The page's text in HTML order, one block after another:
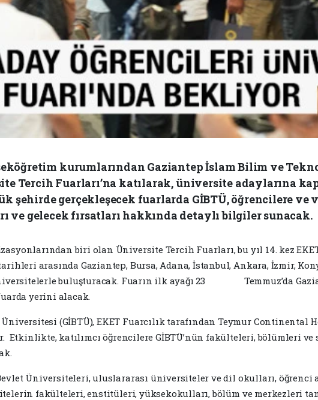
kurumlarından Gaziantep İslam Bilim ve
Tercih Fuarları’na katılarak, üniversite adaylarına
şehirde gerçekleşecek fuarlarda GİBTÜ, öğrencilere ve
ve gelecek fırsatları hakkında detaylı bilgiler sunacak.
biri olan Üniversite Tercih Fuarları, bu yıl 14. kez
arasında Gaziantep, Bursa, Adana, İstanbul, Ankara, İzmir,
buluşturacak. Fuarın ilk ayağı 23 Temmuz’da
yerini alacak.
(GİBTÜ), EKET Fuarcılık tarafından Teymur Continental
katılımcı öğrencilere GİBTÜ’nün fakülteleri, bölümleri
Üniversiteleri, uluslararası üniversiteler ve dil okulları,
fakülteleri, enstitüleri, yüksekokulları, bölüm ve merkezleri